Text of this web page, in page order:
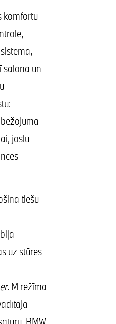
komfortu
salona un
joslu
tiešu
uz stūres
. M režīma